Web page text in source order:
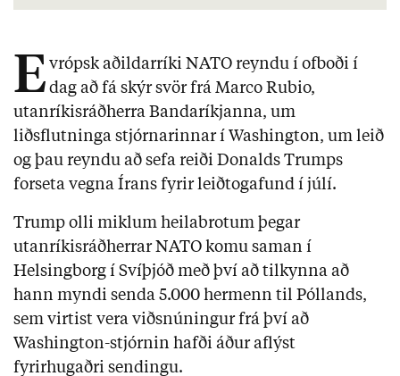
E vrópsk aðildarríki NATO reyndu í ofboði í
dag að fá skýr svör frá Marco Rubio,
utanríkisráðherra Bandaríkjanna, um
liðsflutninga stjórnarinnar í Washington, um leið
og þau reyndu að sefa reiði Donalds Trumps
forseta vegna Írans fyrir leiðtogafund í júlí.
Trump olli miklum heilabrotum þegar
utanríkisráðherrar NATO komu saman í
Helsingborg í Svíþjóð með því að tilkynna að
hann myndi senda 5.000 hermenn til Póllands,
sem virtist vera viðsnúningur frá því að
Washington-stjórnin hafði áður aflýst
fyrirhugaðri sendingu.